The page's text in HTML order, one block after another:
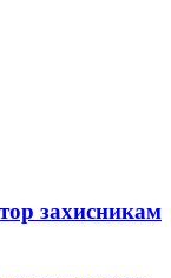
захисникам